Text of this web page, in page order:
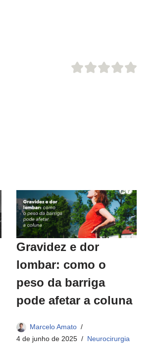
Gravidez e dor
lombar: como o
peso da barriga
pode afetar a coluna
Marcelo Amato
4 de junho de 2025
Neurocirurgia